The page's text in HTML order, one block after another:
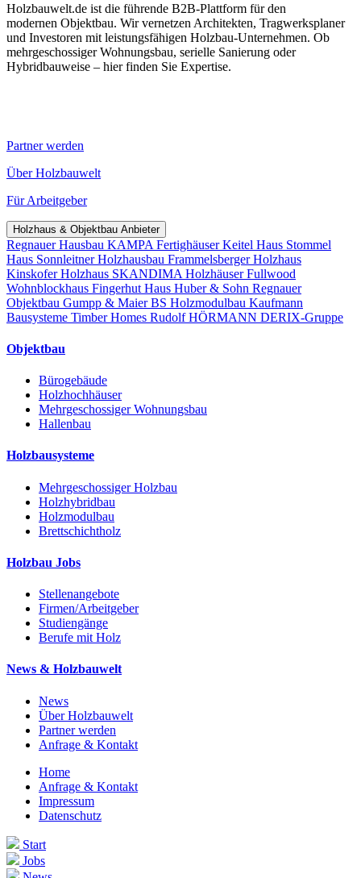
Holzbauwelt.de ist die führende B2B-Plattform für den
modernen Objektbau. Wir vernetzen Architekten, Tragwerksplaner
und Investoren mit leistungsfähigen Holzbau-Unternehmen. Ob
mehrgeschossiger Wohnungsbau, serielle Sanierung oder
Hybridbauweise – hier finden Sie Expertise.
Partner werden
Über Holzbauwelt
Für Arbeitgeber
Holzhaus & Objektbau Anbieter
Regnauer Hausbau KAMPA FertighäuserKeitel Haus Stommel
Haus Sonnleitner Holzhausbau Frammelsberger Holzhaus
Kinskofer Holzhaus SKANDIMA HolzhäuserFullwood
Wohnblockhaus Fingerhut Haus Huber & Sohn Regnauer
Objektbau Gumpp & MaierBS Holzmodulbau Kaufmann
Bausysteme Timber Homes Rudolf HÖRMANN DERIX-Gruppe
Objektbau
Bürogebäude
Holzhochhäuser
Mehrgeschossiger Wohnungsbau
Hallenbau
Holzbausysteme
Mehrgeschossiger Holzbau
Holzhybridbau
Holzmodulbau
Brettschichtholz
Holzbau Jobs
Stellenangebote
Firmen/Arbeitgeber
Studiengänge
Berufe mit Holz
News & Holzbauwelt
News
Über Holzbauwelt
Partner werden
Anfrage & Kontakt
Home
Anfrage & Kontakt
Impressum
Datenschutz
Start
Jobs